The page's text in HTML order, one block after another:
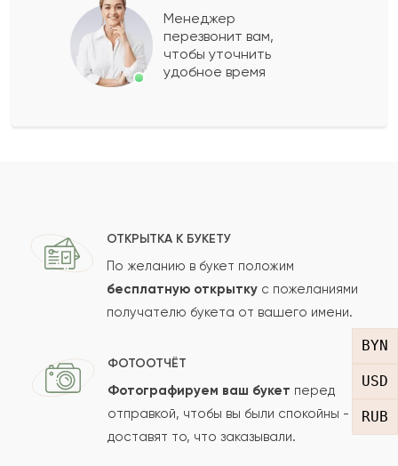
BYN
USD
RUB
Бибинур
Сулеймен
Показать еще
Ваше имя
Менеджер
перезвонит вам,
чтобы уточнить
удобное время
ОТКРЫТКА К БУКЕТУ
По желанию в букет положим
бесплатную открытку с пожеланиями
получателю букета от вашего имени.
ФОТООТЧЁТ
Фотографируем ваш букет перед
отправкой, чтобы вы были спокойны -
доставят то, что заказывали.